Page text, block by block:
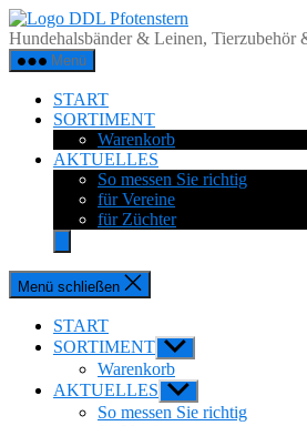
Zum
Inhalt
springen
Pfotenstern
Hundehalsbänder & Leinen, Tierzubehör
Menü
START
SORTIMENT
Warenkorb
AKTUELLES
So messen Sie richtig
für Vereine
für Züchter
Menü schließen
START
SORTIMENT Untermenü
anzeigen
Warenkorb
AKTUELLES Untermenü
anzeigen
So messen Sie richtig